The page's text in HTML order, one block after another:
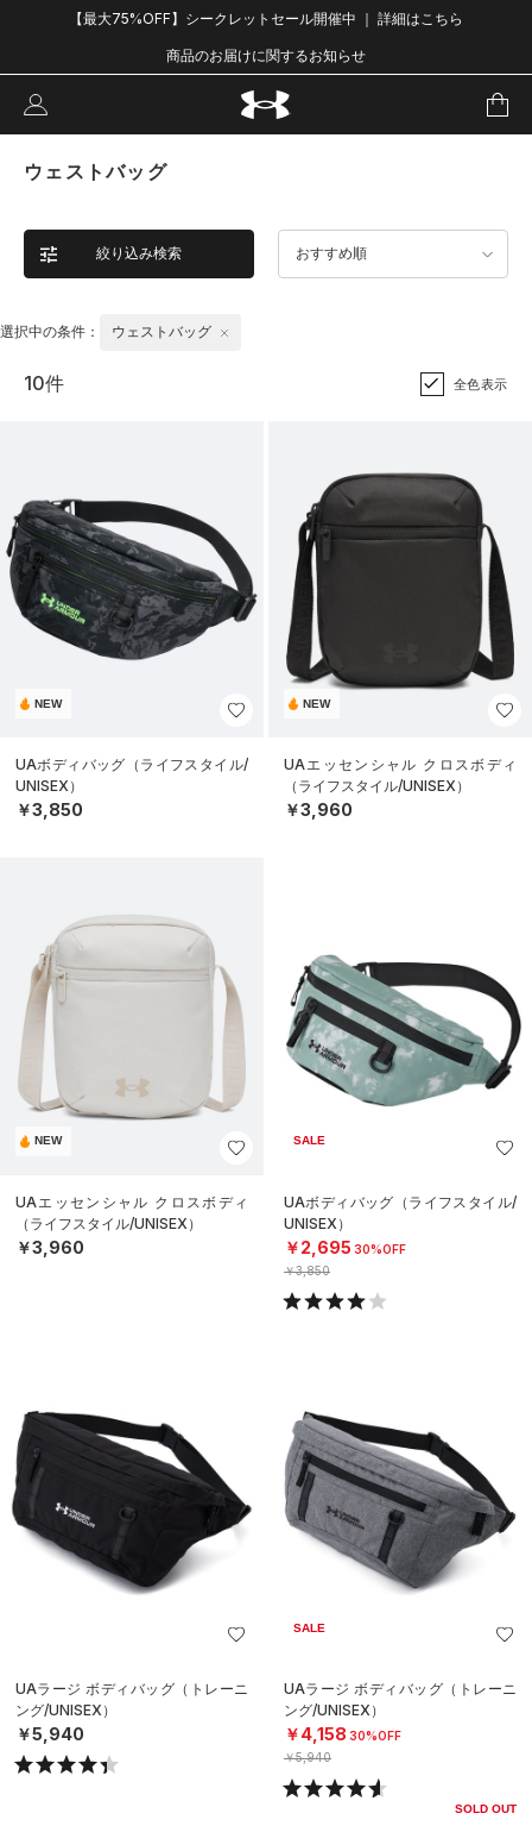
【最大75%OFF】シークレットセール開催中 ｜ 詳細はこちら
商品のお届けに関するお知らせ
ウェストバッグ
絞り込み検索 おすすめ順
選択中の条件： ウェストバッグ
10件 全色表示
NEW
UAボディバッグ（ライフスタイル/
UNISEX）
￥3,850
NEW
UAエッセンシャル クロスボディ
（ライフスタイル/UNISEX）
￥3,960
NEW
UAエッセンシャル クロスボディ
（ライフスタイル/UNISEX）
￥3,960
SALE
UAボディバッグ（ライフスタイル/
UNISEX）
￥2,695 30%OFF
￥3,850
UAラージ ボディバッグ（トレーニ
ング/UNISEX）
￥5,940
SALE
UAラージ ボディバッグ（トレーニ
ング/UNISEX）
￥4,158 30%OFF
￥5,940
SOLD OUT